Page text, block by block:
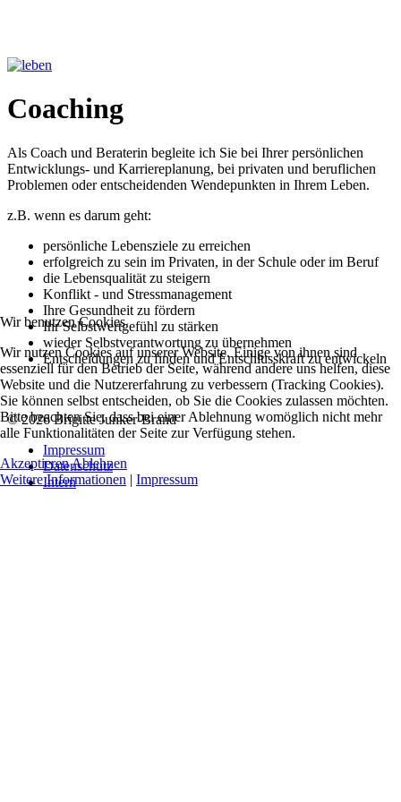
Coaching
Als Coach und Beraterin begleite ich Sie bei Ihrer persönlichen
Entwicklungs- und Karriereplanung, bei privaten und beruflichen
Problemen oder entscheidenden Wendepunkten in Ihrem Leben.
z.B. wenn es darum geht:
persönliche Lebensziele zu erreichen
erfolgreich zu sein im Privaten, in der Schule oder im Beruf
die Lebensqualität zu steigern
Konflikt - und Stressmanagement
Ihre Gesundheit zu fördern
Ihr Selbstwertgefühl zu stärken
wieder Selbstverantwortung zu übernehmen
Entscheidungen zu finden und Entschlusskraft zu entwickeln
© 2026 Brigitte Junker-Brand
Impressum
Datenschutz
Intern
Wir benutzen Cookies
Wir nutzen Cookies auf unserer Website. Einige von ihnen sind
essenziell für den Betrieb der Seite, während andere uns helfen, diese
Website und die Nutzererfahrung zu verbessern (Tracking Cookies).
Sie können selbst entscheiden, ob Sie die Cookies zulassen möchten.
Bitte beachten Sie, dass bei einer Ablehnung womöglich nicht mehr
alle Funktionalitäten der Seite zur Verfügung stehen.
AkzeptierenAblehnen
Weitere Informationen | Impressum